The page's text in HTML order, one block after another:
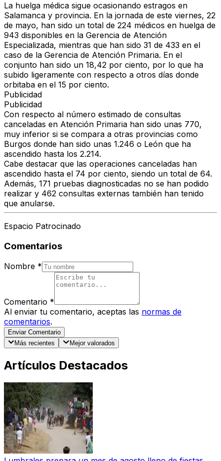
La huelga médica sigue ocasionando estragos en
Salamanca y provincia. En la jornada de este viernes, 22
de mayo, han sido un total de 224 médicos en huelga de
943 disponibles en la Gerencia de Atención
Especializada, mientras que han sido 31 de 433 en el
caso de la Gerencia de Atención Primaria. En el
conjunto han sido un 18,42 por ciento, por lo que ha
subido ligeramente con respecto a otros días donde
orbitaba en el 15 por ciento.
Publicidad
Publicidad
Con respecto al número estimado de consultas
canceladas en Atención Primaria han sido unas 770,
muy inferior si se compara a otras provincias como
Burgos donde han sido unas 1.246 o León que ha
ascendido hasta los 2.214.
Cabe destacar que las operaciones canceladas han
ascendido hasta el 74 por ciento, siendo un total de 64.
Además, 171 pruebas diagnosticadas no se han podido
realizar y 462 consultas externas también han tenido
que anularse.
Espacio Patrocinado
Comentarios
Nombre *
Comentario *
Al enviar tu comentario, aceptas las normas de
comentarios.
Enviar Comentario
Más recientes
Mejor valorados
Artículos Destacados